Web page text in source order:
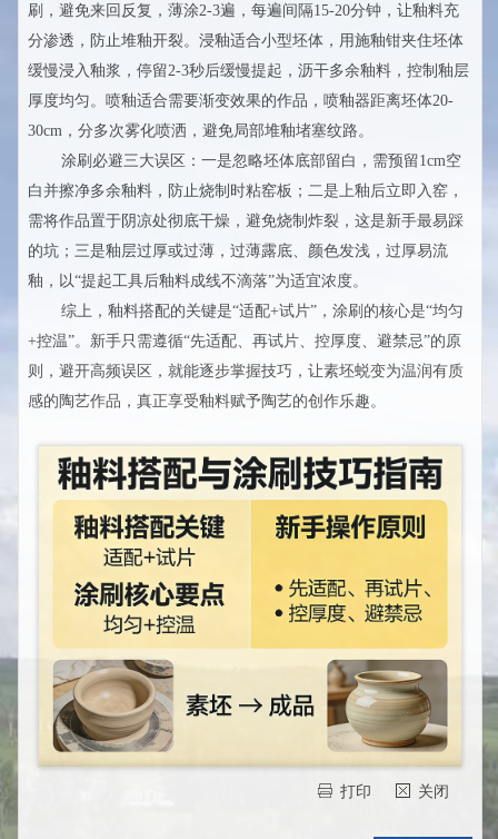
刷，避免来回反复，薄涂2-3遍，每遍间隔15-20分钟，让釉料充
分渗透，防止堆釉开裂。浸釉适合小型坯体，用施釉钳夹住坯体
缓慢浸入釉浆，停留2-3秒后缓慢提起，沥干多余釉料，控制釉层
厚度均匀。喷釉适合需要渐变效果的作品，喷釉器距离坯体20-
30cm，分多次雾化喷洒，避免局部堆釉堵塞纹路。
涂刷必避三大误区：一是忽略坯体底部留白，需预留1cm空
白并擦净多余釉料，防止烧制时粘窑板；二是上釉后立即入窑，
需将作品置于阴凉处彻底干燥，避免烧制炸裂，这是新手最易踩
的坑；三是釉层过厚或过薄，过薄露底、颜色发浅，过厚易流
釉，以“提起工具后釉料成线不滴落”为适宜浓度。
综上，釉料搭配的关键是“适配+试片”，涂刷的核心是“均匀
+控温”。新手只需遵循“先适配、再试片、控厚度、避禁忌”的原
则，避开高频误区，就能逐步掌握技巧，让素坯蜕变为温润有质
感的陶艺作品，真正享受釉料赋予陶艺的创作乐趣。
打印 关闭